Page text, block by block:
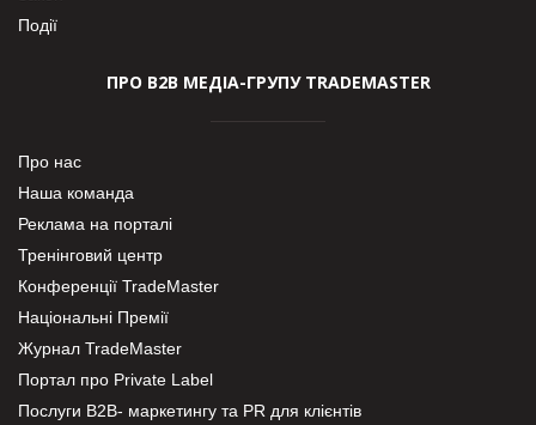
Події
ПРО В2В МЕДІА-ГРУПУ TRADEMASTER
Про нас
Наша команда
Реклама на порталі
Тренінговий центр
Конференції TradeMaster
Національні Премії
Журнал TradeMaster
Портал про Private Label
Послуги В2В- маркетингу та PR для клієнтів